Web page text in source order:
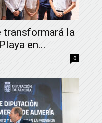
transformará la
en...
0